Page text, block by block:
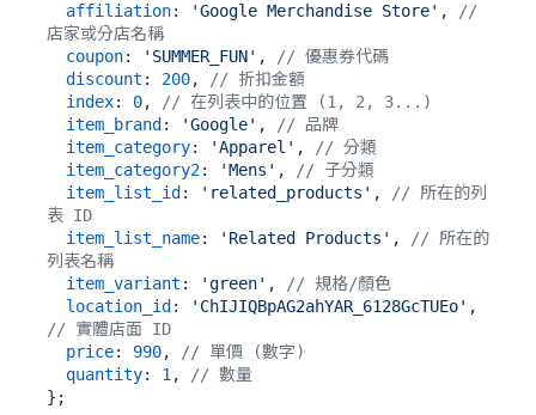
affiliation: 'Google Merchandise Store' ,
//
店家或分店名稱
coupon: 'SUMMER_FUN' ,
// 優惠券代碼
discount : 200,
// 折扣金額
index: 0,
// 在列表中的位置 (1, 2, 3...)
item_brand : 'Google' ,
// 品牌
item_category: 'Apparel' ,
// 分類
item_category2: 'Mens' ,
// 子分類
item_list_id : 'related_products' ,
// 所在的列
表 ID
item_list_name: 'Related Products' ,
// 所在的
列表名稱
item_variant : 'green' ,
// 規格/顏色
location_id : 'ChIJIQBpAG2ahYAR_6128GcTUEo'
// 實體店面 ID
price: 990,
// 單價 (數字)
quantity: 1 ,
// 數量